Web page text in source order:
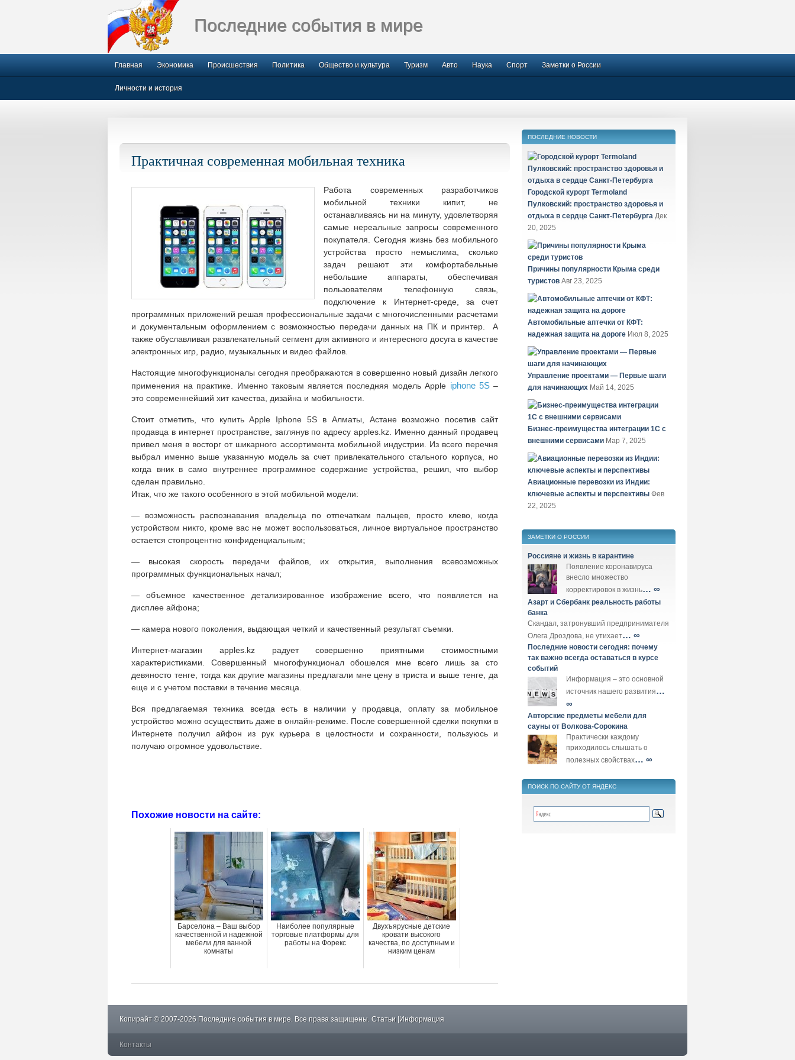
Последние события в мире
Главная Экономика Происшествия Политика Общество и культура Туризм Авто Наука Спорт Заметки о России
Личности и история
Практичная современная мобильная техника
Работа современных разработчиков
мобильной техники кипит, не
останавливаясь ни на минуту, удовлетворяя
самые нереальные запросы современного
покупателя. Сегодня жизнь без мобильного
устройства просто немыслима, сколько
задач решают эти комфортабельные
небольшие аппараты, обеспечивая
пользователям телефонную связь,
подключение к Интернет-среде, за счет
программных приложений решая профессиональные задачи с многочисленными расчетами
и документальным оформлением с возможностью передачи данных на ПК и принтер.
А
также обуславливая развлекательный сегмент для активного и интересного досуга в качестве
электронных игр, радио, музыкальных и видео файлов.
Настоящие многофункционалы сегодня преображаются в совершенно новый дизайн легкого
применения на практике. Именно таковым является последняя модель Apple iphone 5S–
это современнейший хит качества, дизайна и мобильности.
Стоит отметить, что купить Apple Iphone 5S в Алматы, Астане возможно посетив сайт
продавца в интернет пространстве, заглянув по адресу apples.kz. Именно данный продавец
привел меня в восторг от шикарного ассортимента мобильной индустрии. Из всего перечня
выбрал именно выше указанную модель за счет привлекательного стального корпуса, но
когда вник в само внутреннее программное содержание устройства, решил, что выбор
сделан правильно.
Итак, что же такого особенного в этой мобильной модели:
— возможность распознавания владельца по отпечаткам пальцев, просто клево, когда
устройством никто, кроме вас не может воспользоваться, личное виртуальное пространство
остается стопроцентно конфиденциальным;
— высокая скорость передачи файлов, их открытия, выполнения всевозможных
программных функциональных начал;
— объемное качественное детализированное изображение всего, что появляется на
дисплее айфона;
— камера нового поколения, выдающая четкий и качественный результат съемки.
Интернет-магазин apples.kz радует совершенно приятными стоимостными
характеристиками. Совершенный многофункционал обошелся мне всего лишь за сто
девяносто тенге, тогда как другие магазины предлагали мне цену в триста и выше тенге, да
еще и с учетом поставки в течение месяца.
Вся предлагаемая техника всегда есть в наличии у продавца, оплату за мобильное
устройство можно осуществить даже в онлайн-режиме. После совершенной сделки покупки в
Интернете получил айфон из рук курьера в целостности и сохранности, пользуюсь и
получаю огромное удовольствие.
Похожие новости на сайте:
Барселона – Ваш выбор
качественной и надежной
мебели для ванной
комнаты
Наиболее популярные
торговые платформы для
работы на Форекс
Двухъярусные детские
кровати высокого
качества, по доступным и
низким ценам
ПОСЛЕДНИЕ НОВОСТИ
Городской курорт Termoland
Пулковский: пространство здоровья и
отдыха в сердце Санкт-Петербурга Дек
20, 2025
Причины популярности Крыма среди
туристов Авг 23, 2025
Автомобильные аптечки от КФТ:
надежная защита на дороге Июл 8, 2025
Управление проектами — Первые шаги
для начинающих Май 14, 2025
Бизнес-преимущества интеграции 1С с
внешними сервисами Мар 7, 2025
Авиационные перевозки из Индии:
ключевые аспекты и перспективы Фев
22, 2025
ЗАМЕТКИ О РОССИИ
Россияне и жизнь в карантине
Появление коронавируса
внесло множество
корректировок в жизнь… ∞
Азарт и Сбербанк реальность работы
банка
Скандал, затронувший предпринимателя
Олега Дроздова, не утихает… ∞
Последние новости сегодня: почему
так важно всегда оставаться в курсе
событий
Информация – это основной
источник нашего развития…
∞
Авторские предметы мебели для
сауны от Волкова-Сорокина
Практически каждому
приходилось слышать о
полезных свойствах… ∞
ПОИСК ПО САЙТУ ОТ ЯНДЕКС
Копирайт © 2007-2026 Последние события в мире. Все права защищены. Статьи |Информация
Контакты